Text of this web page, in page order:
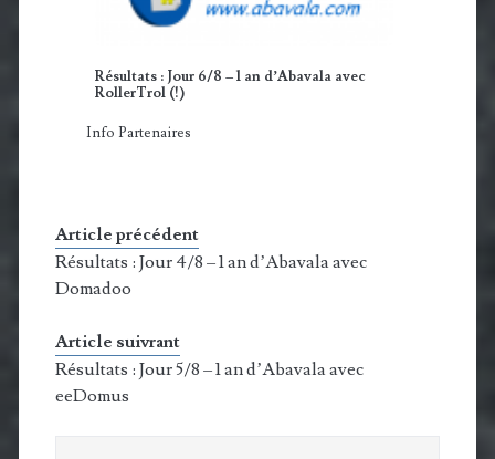
Résultats : Jour 6/8 – 1 an d’Abavala avec
RollerTrol (!)
Info Partenaires
Article précédent
Résultats : Jour 4/8 – 1 an d’Abavala avec
Domadoo
Article suivrant
Résultats : Jour 5/8 – 1 an d’Abavala avec
eeDomus